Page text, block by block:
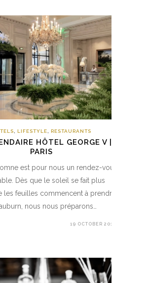
, LIFESTYLE, RESTAURANTS
HÔTEL GEORGE V |
PARIS
est pour nous un rendez-vous
Dès que le soleil se fait plus
les feuilles commencent à prendre
nous nous préparons…
19 OCTOBER 2018